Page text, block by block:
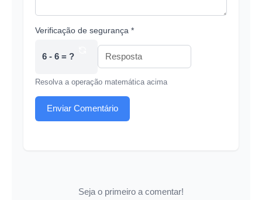
Verificação de segurança *
6 - 6 = ?
Resolva a operação matemática acima
Enviar Comentário
Seja o primeiro a comentar!